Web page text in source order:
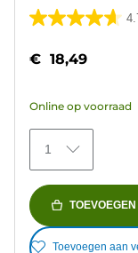
4.7
de
sterren.
79
beoordelingen
€ 18,49
Online op voorraad
1
Toevoegen aan